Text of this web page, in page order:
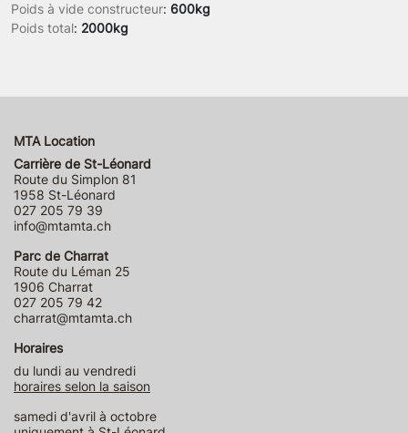
Poids à vide constructeur: 600kg
Poids total: 2000kg
MTA Location
Carrière de St-Léonard
Route du Simplon 81
1958 St-Léonard
027 205 79 39
info@mtamta.ch
Parc de Charrat
Route du Léman 25
1906 Charrat
027 205 79 42
charrat@mtamta.ch
Horaires
du lundi au vendredi
horaires selon la saison
samedi d'avril à octobre